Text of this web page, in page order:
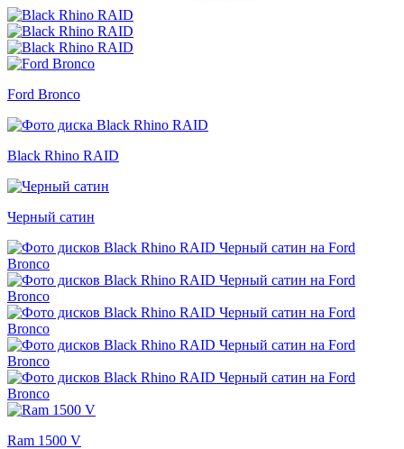
Ford Bronco
Black Rhino RAID
Черный сатин
Ram 1500 V